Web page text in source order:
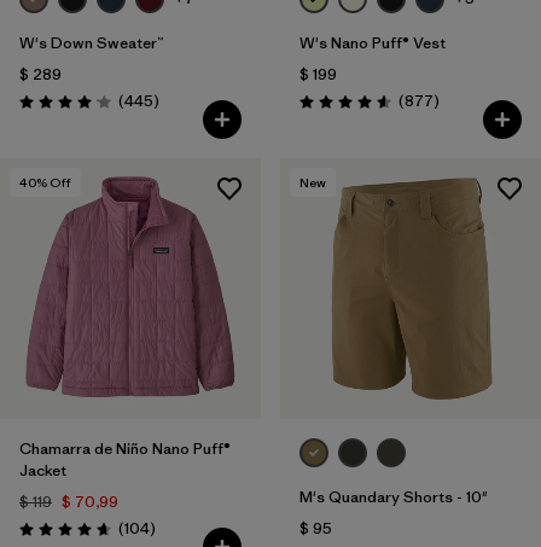
W's Down Sweater™
$ 289
Valoración: 4.1 / 5
(445Comentarios
)
W's Nano Puff® Vest
$ 199
Valoración: 4.6 / 5
(877Comentarios
)
40% Off
Chamarra de Niño Nano Puff®
Jacket
$ 119 $ 70,99
Valoración: 4.7 / 5
(104Comentarios
)
New
M's Quandary Shorts - 10"
$ 95